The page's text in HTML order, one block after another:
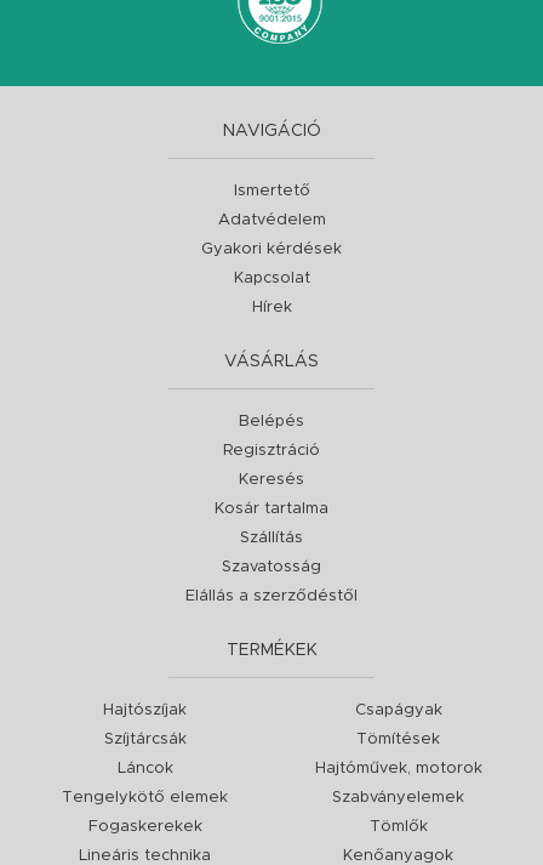
NAVIGÁCIÓ
Ismertető
Adatvédelem
Gyakori kérdések
Kapcsolat
Hírek
VÁSÁRLÁS
Belépés
Regisztráció
Keresés
Kosár tartalma
Szállítás
Szavatosság
Elállás a szerződéstől
TERMÉKEK
Hajtószíjak
Szíjtárcsák
Láncok
Tengelykötő elemek
Fogaskerekek
Lineáris technika
Csapágyak
Tömítések
Hajtóművek, motorok
Szabványelemek
Tömlők
Kenőanyagok